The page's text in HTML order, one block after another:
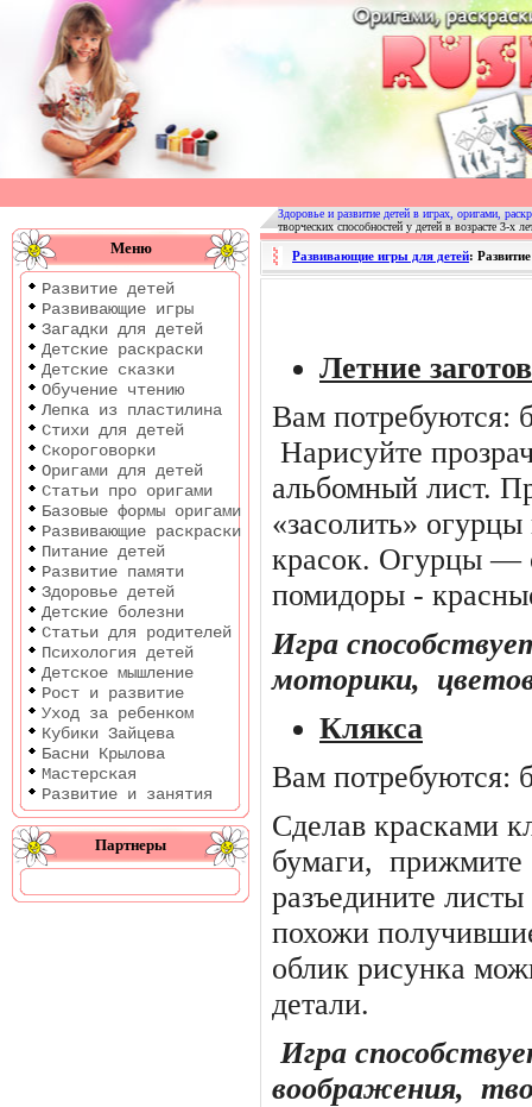
Оригами
|
Раскраски
Развитие
детей
Меню
Развитие детей
Развивающие игры
Загадки для детей
Детские раскраски
Детские сказки
Обучение чтению
Лепка из пластилина
Стихи для детей
Скороговорки
Оригами для детей
Статьи про оригами
Базовые формы оригами
Развивающие раскраски
Питание детей
Развитие памяти
Здоровье детей
Детские болезни
Статьи для родителей
Психология детей
Детское мышление
Рост и развитие
Уход за ребенком
Кубики Зайцева
Басни Крылова
Мастерская
Развитие и занятия
Партнеры
Здоровье и развитие детей в играх, оригами,
творческих способностей у детей в возрасте 3-х
Развивающие игры для детей:
Летние
Вам потребуются:
Нарисуйте
альбомный лист.
«засолить»
красок. Огурцы —
помидоры -
Игра
моторики,
Клякса
Вам потребуются:
Сделав красками
бумаги, прижмите
разъедините листы
похожи
облик рисунка
детали.
Игра
воображения,